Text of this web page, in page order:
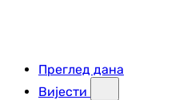
Преглед дана
Вијести